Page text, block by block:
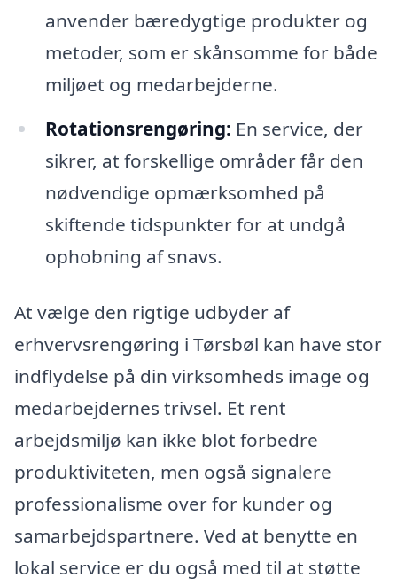
anvender bæredygtige produkter og
metoder, som er skånsomme for både
miljøet og medarbejderne.
Rotationsrengøring: En service, der
sikrer, at forskellige områder får den
nødvendige opmærksomhed på
skiftende tidspunkter for at undgå
ophobning af snavs.
At vælge den rigtige udbyder af
erhvervsrengøring i Tørsbøl kan have stor
indflydelse på din virksomheds image og
medarbejdernes trivsel. Et rent
arbejdsmiljø kan ikke blot forbedre
produktiviteten, men også signalere
professionalisme over for kunder og
samarbejdspartnere. Ved at benytte en
lokal service er du også med til at støtte